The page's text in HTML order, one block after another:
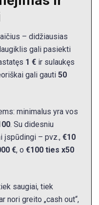
(DUK)
– didžiausias
gali pasiekti
1 € ir sulaukęs
gali gauti 50
minimalus yra vos
. Su didesniu
įspūdingi – pvz., €10
€, o €100 ties x50
saugiai, tiek
nori greito „cash out“,